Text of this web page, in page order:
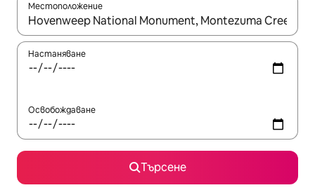
Местоположение
Когато резултатите се покажат, използвайте
Настаняване
Освобождаване
Търсене